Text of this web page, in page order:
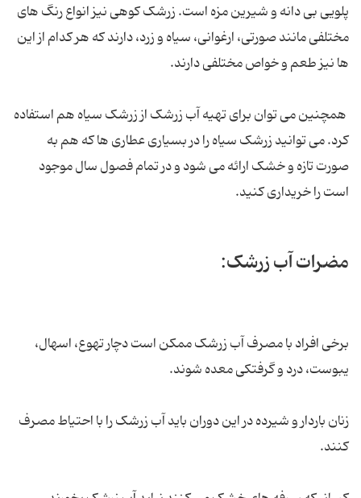
پلویی بی دانه و شیرین مزه است. زرشک کوهی نیز انواع رنگ های
مختلفی مانند صورتی، ارغوانی، سیاه و زرد، دارند که هر کدام از این
ها نیز طعم و خواص مختلفی دارند.
همچنین می توان برای تهیه آب زرشک از زرشک سیاه هم استفاده
کرد. می توانید زرشک سیاه را در بسیاری عطاری ها که هم به
صورت تازه و خشک ارائه می شود و در تمام فصول سال موجود
است را خریداری کنید.
مضرات آب زرشک:
برخی افراد با مصرف آب زرشک ممکن است دچار تهوع، اسهال،
یبوست، درد و گرفتکی معده شوند.
زنان باردار و شیرده در این دوران باید آب زرشک را با احتیاط مصرف
کنند.